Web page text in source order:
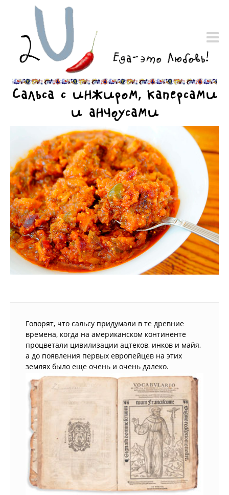
Cальса с инжиром, каперсами
и анчоусами
Говорят, что сальсу придумали в те древние
времена, когда на американском континенте
процветали цивилизации ацтеков, инков и майя,
а до появления первых европейцев на этих
землях было еще очень и очень далеко.